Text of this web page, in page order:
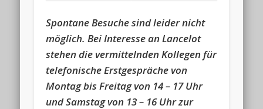
Spontane Besuche sind leider nicht
möglich. Bei Interesse an Lancelot
stehen die vermittelnden Kollegen für
telefonische Erstgespräche von
Montag bis Freitag von 14 – 17 Uhr
und Samstag von 13 – 16 Uhr zur